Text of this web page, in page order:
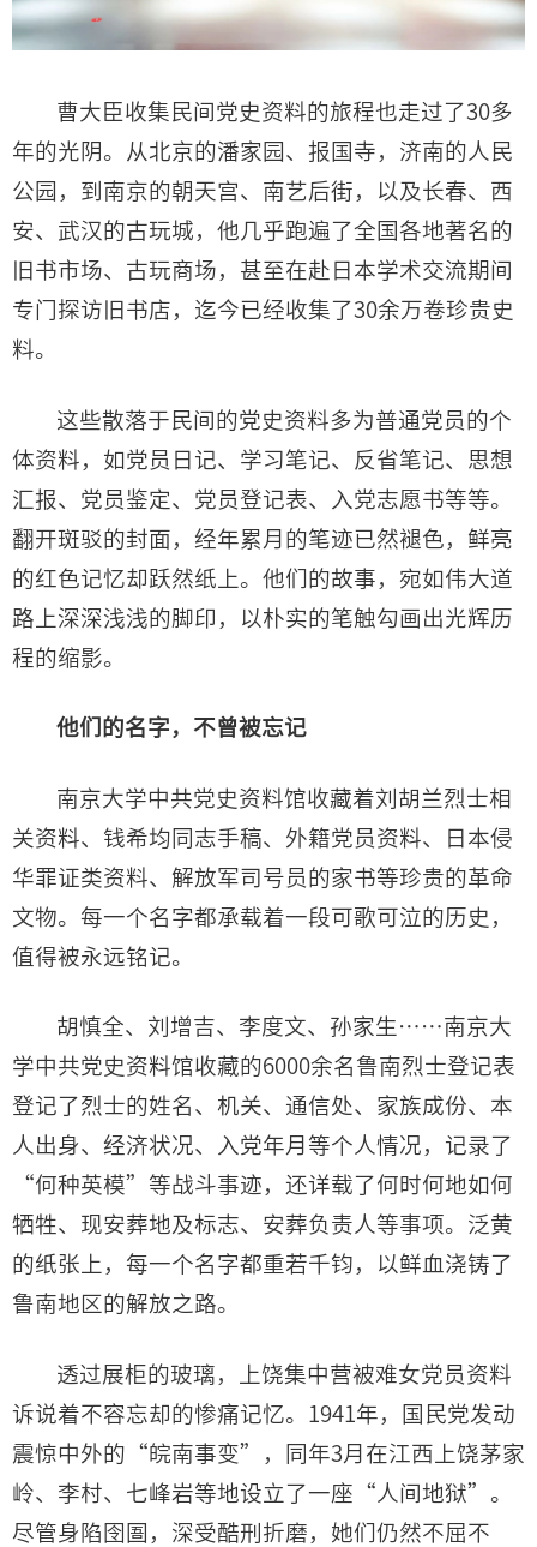
曹大臣收集民间党史资料的旅程也走过了30多
年的光阴。从北京的潘家园、报国寺，济南的人民
公园，到南京的朝天宫、南艺后街，以及长春、西
安、武汉的古玩城，他几乎跑遍了全国各地著名的
旧书市场、古玩商场，甚至在赴日本学术交流期间
专门探访旧书店，迄今已经收集了30余万卷珍贵史
料。
这些散落于民间的党史资料多为普通党员的个
体资料，如党员日记、学习笔记、反省笔记、思想
汇报、党员鉴定、党员登记表、入党志愿书等等。
翻开斑驳的封面，经年累月的笔迹已然褪色，鲜亮
的红色记忆却跃然纸上。他们的故事，宛如伟大道
路上深深浅浅的脚印，以朴实的笔触勾画出光辉历
程的缩影。
他们的名字，不曾被忘记
南京大学中共党史资料馆收藏着刘胡兰烈士相
关资料、钱希均同志手稿、外籍党员资料、日本侵
华罪证类资料、解放军司号员的家书等珍贵的革命
文物。每一个名字都承载着一段可歌可泣的历史，
值得被永远铭记。
胡慎全、刘增吉、李度文、孙家生……南京大
学中共党史资料馆收藏的6000余名鲁南烈士登记表
登记了烈士的姓名、机关、通信处、家族成份、本
人出身、经济状况、入党年月等个人情况，记录了
“何种英模”等战斗事迹，还详载了何时何地如何
牺牲、现安葬地及标志、安葬负责人等事项。泛黄
的纸张上，每一个名字都重若千钧，以鲜血浇铸了
鲁南地区的解放之路。
透过展柜的玻璃，上饶集中营被难女党员资料
诉说着不容忘却的惨痛记忆。1941年，国民党发动
震惊中外的“皖南事变”，同年3月在江西上饶茅家
岭、李村、七峰岩等地设立了一座“人间地狱”。
尽管身陷囹圄，深受酷刑折磨，她们仍然不屈不